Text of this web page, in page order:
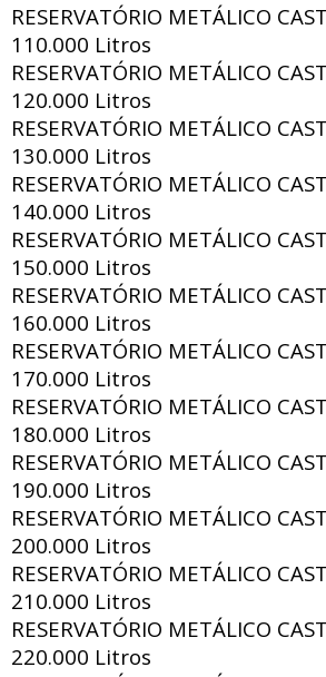
RESERVATÓRIO METÁLICO
110.000 Litros
RESERVATÓRIO METÁLICO
120.000 Litros
RESERVATÓRIO METÁLICO
130.000 Litros
RESERVATÓRIO METÁLICO
140.000 Litros
RESERVATÓRIO METÁLICO
150.000 Litros
RESERVATÓRIO METÁLICO
160.000 Litros
RESERVATÓRIO METÁLICO
170.000 Litros
RESERVATÓRIO METÁLICO
180.000 Litros
RESERVATÓRIO METÁLICO
190.000 Litros
RESERVATÓRIO METÁLICO
200.000 Litros
RESERVATÓRIO METÁLICO
210.000 Litros
RESERVATÓRIO METÁLICO
220.000 Litros